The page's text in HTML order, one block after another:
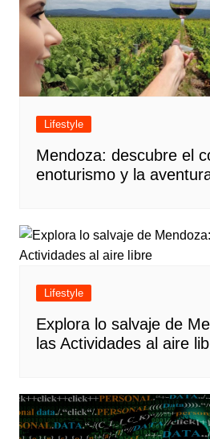
Lifestyle
Mendoza: descubre el
enoturismo y la
Lifestyle
Explora lo salvaje de
las Actividades al aire